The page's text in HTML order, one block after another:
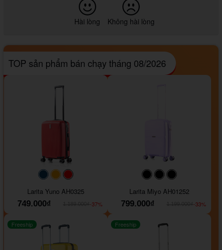
Hài lòng Không hài lòng
TOP sản phẩm bán chạy tháng 08/2026
#093f69#ffa500
Larita Yuno AH0325
749.000₫
-37%
#000000#000000
Larita Miyo AH01252
799.000₫
-33%
Freeship Freeship